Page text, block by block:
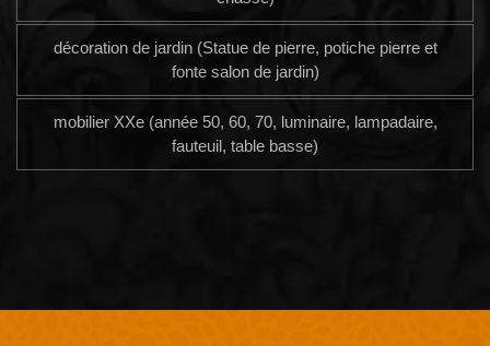
décoration de jardin (Statue de pierre, potiche pierre et
fonte salon de jardin)
mobilier XXe (année 50, 60, 70, luminaire, lampadaire,
fauteuil, table basse)